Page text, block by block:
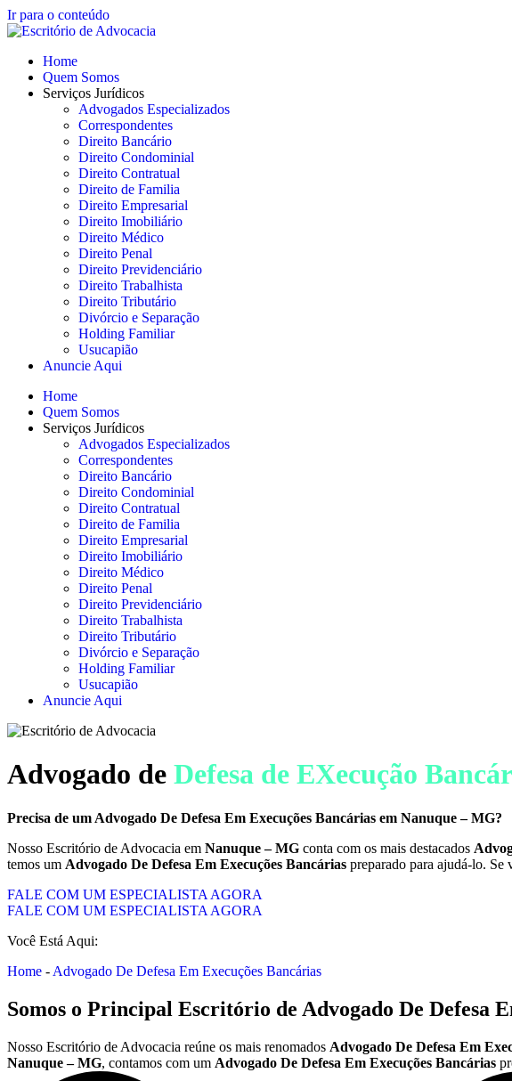
Ir para o conteúdo
Home
Quem Somos
Serviços Jurídicos
Advogados Especializados
Correspondentes
Direito Bancário
Direito Condominial
Direito Contratual
Direito de Familia
Direito Empresarial
Direito Imobiliário
Direito Médico
Direito Penal
Direito Previdenciário
Direito Trabalhista
Direito Tributário
Divórcio e Separação
Holding Familiar
Usucapião
Anuncie Aqui
Home
Quem Somos
Serviços Jurídicos
Advogados Especializados
Correspondentes
Direito Bancário
Direito Condominial
Direito Contratual
Direito de Familia
Direito Empresarial
Direito Imobiliário
Direito Médico
Direito Penal
Direito Previdenciário
Direito Trabalhista
Direito Tributário
Divórcio e Separação
Holding Familiar
Usucapião
Anuncie Aqui
Advogado de Defesa de EXecução
Precisa de um Advogado De Defesa Em Execuções Bancárias em Nanuque – MG?
Nosso Escritório de Advocacia em Nanuque – MG conta com os mais destacados
temos um Advogado De Defesa Em Execuções Bancárias preparado para ajudá-lo. Se
FALE COM UM ESPECIALISTA AGORA
FALE COM UM ESPECIALISTA AGORA
Você Está Aqui:
Home - Advogado De Defesa Em Execuções Bancárias
Somos o Principal Escritório de Advogado De Defesa
Nosso Escritório de Advocacia reúne os mais renomados Advogado De Defesa Em
Nanuque – MG, contamos com um Advogado De Defesa Em Execuções Bancárias